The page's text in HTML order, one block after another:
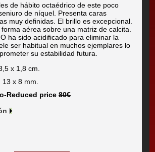
de hábito octaédrico de este poco
de níquel. Presenta caras
muy definidas. El brillo es excepcional.
aérea sobre una matriz de calcita.
ha sido acidificado para eliminar la
ser habitual en muchos ejemplares lo
su estabilidad futura.
x 1,8 cm.
x 8 mm.
Reduced price80€